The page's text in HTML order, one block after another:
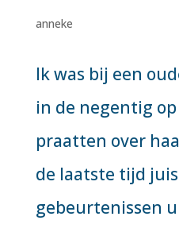
anneke
Ik was bij een
in de negentig op
praatten over
de laatste tijd
gebeurtenissen